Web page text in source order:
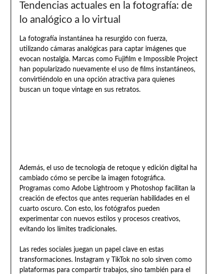
Tendencias actuales en la fotografía: de
lo analógico a lo virtual
La fotografía instantánea ha resurgido con fuerza,
utilizando cámaras analógicas para captar imágenes que
evocan nostalgia. Marcas como Fujifilm e Impossible Project
han popularizado nuevamente el uso de films instantáneos,
convirtiéndolo en una opción atractiva para quienes
buscan un toque vintage en sus retratos.
Además, el uso de tecnología de retoque y edición digital ha
cambiado cómo se percibe la imagen fotográfica.
Programas como Adobe Lightroom y Photoshop facilitan la
creación de efectos que antes requerían habilidades en el
cuarto oscuro. Con esto, los fotógrafos pueden
experimentar con nuevos estilos y procesos creativos,
evitando los límites tradicionales.
Las redes sociales juegan un papel clave en estas
transformaciones. Instagram y TikTok no solo sirven como
plataformas para compartir trabajos, sino también para el